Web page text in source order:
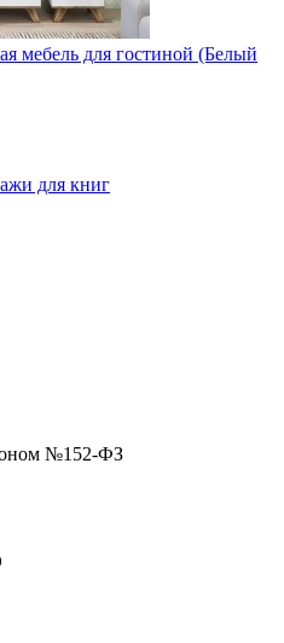
мебель для гостиной (Белый
для книг
№152-ФЗ